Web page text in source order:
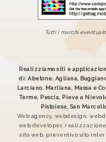
Tutti i marchi
Realizziamo siti e
di: Abetone, Agliana,
Larciano, Marliana, Massa e
Terme, Pescia, Pieve a
Pistoiese, San
Web agency, webdesign,
web developer,
sito web, preventivo sito